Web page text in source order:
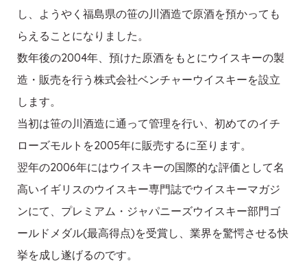
し、ようやく福島県の笹の川酒造で原酒を預かっても
らえることになりました。
数年後の2004年、預けた原酒をもとにウイスキーの製
造・販売を行う株式会社ベンチャーウイスキーを設立
します。
当初は笹の川酒造に通って管理を行い、初めてのイチ
ローズモルトを2005年に販売するに至ります。
翌年の2006年にはウイスキーの国際的な評価として名
高いイギリスのウイスキー専門誌でウイスキーマガジ
ンにて、プレミアム・ジャパニーズウイスキー部門ゴ
ールドメダル(最高得点)を受賞し、業界を驚愕させる快
挙を成し遂げるのです。